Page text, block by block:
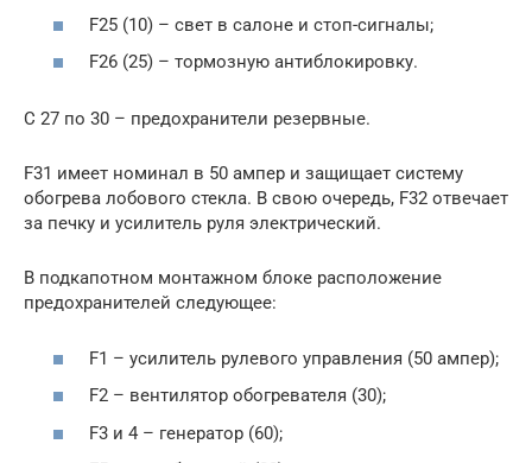
F25 (10) – свет в салоне и стоп-сигналы;
F26 (25) – тормозную антиблокировку.
С 27 по 30 – предохранители резервные.
F31 имеет номинал в 50 ампер и защищает систему
обогрева лобового стекла. В свою очередь, F32 отвечает
за печку и усилитель руля электрический.
В подкапотном монтажном блоке расположение
предохранителей следующее:
F1 – усилитель рулевого управления (50 ампер);
F2 – вентилятор обогревателя (30);
F3 и 4 – генератор (60);